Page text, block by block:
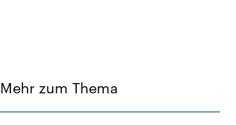
Mehr zum Thema